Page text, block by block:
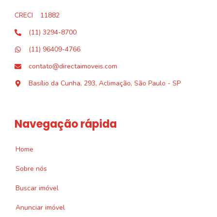
CRECI
11882
(11) 3294-8700
(11) 96409-4766
contato@directaimoveis.com
Basílio da Cunha, 293, Aclimação, São Paulo - SP
Navegação rápida
Home
Sobre nós
Buscar imóvel
Anunciar imóvel